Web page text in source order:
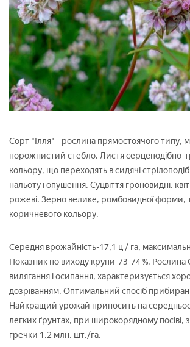
Сорт "Ілля" - рослина прямостоячого типу,
порожнистий стебло. Листя серцеподібно-
кольору, що переходять в сидячі
нальоту і опушення. Суцвіття гроновидні,
рожеві. Зерно велике, ромбовидної форми,
коричневого кольору.
Середня врожайність-17,1 ц / га,
Показник по виходу крупи-73-74 %. Рослина
вилягання і осипання, характеризується
дозріванням. Оптимальний спосіб
Найкращий урожай приносить на
легких ґрунтах, при широкорядному посіві,
гречки 1,2 млн. шт./га.